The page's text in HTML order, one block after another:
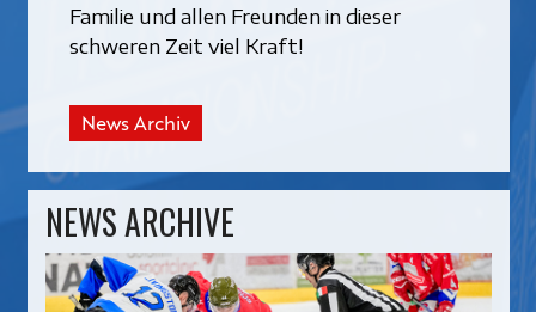
Familie und allen Freunden in dieser
schweren Zeit viel Kraft!
News Archiv
NEWS ARCHIVE